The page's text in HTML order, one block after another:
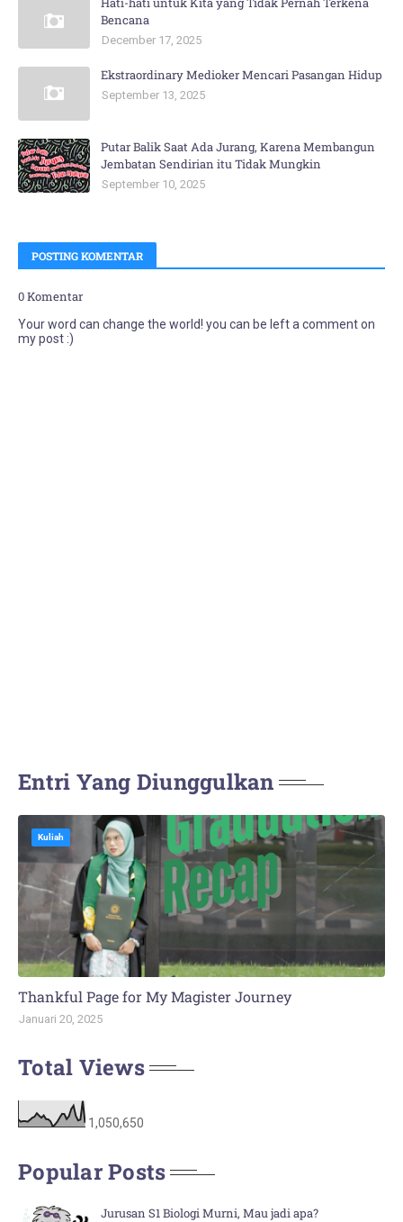
Bencana
December 17, 2025
Ekstraordinary Medioker Mencari Pasangan Hidup
September 13, 2025
Putar Balik Saat Ada Jurang, Karena Membangun
Jembatan Sendirian itu Tidak Mungkin
September 10, 2025
POSTING KOMENTAR
0 Komentar
Your word can change the world! you can be left a comment on
my post :)
Entri Yang Diunggulkan
Kuliah
Thankful Page for My Magister Journey
Januari 20, 2025
Total Views
1,050,650
Popular Posts
Jurusan S1 Biologi Murni, Mau jadi apa?